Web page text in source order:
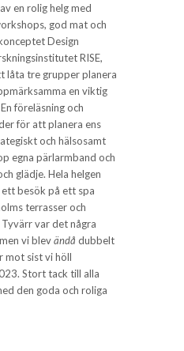
en rolig helg med
god mat och
Design
RISE,
låta tre grupper planera
en viktig
föreläsning och
för att planera ens
och hälsosamt
egna pärlarmband och
glädje. Hela helgen
besök på ett spa
terrasser och
var det några
vi blevändå dubbelt
mot sist vi höll
Stort tack till alla
den goda och roliga